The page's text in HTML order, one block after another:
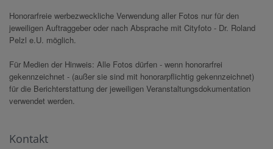
Honorarfreie werbezweckliche Verwendung aller Fotos nur für den
jeweiligen Auftraggeber oder nach Absprache mit Cityfoto - Dr. Roland
Pelzl e.U. möglich.
Für Medien der Hinweis: Alle Fotos dürfen - wenn honorarfrei
gekennzeichnet - (außer sie sind mit honorarpflichtig gekennzeichnet)
für die Berichterstattung der jeweiligen Veranstaltungsdokumentation
verwendet werden.
Kontakt